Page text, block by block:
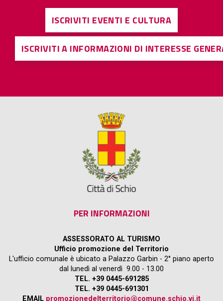
ISCRIVITI EVENTI E CULTURA
ISCRIVITI A INFORMAZIONI DI INTERESSE
PER INFORMAZIONI
ASSESSORATO AL TURISMO
Ufficio promozione del Territorio
L'ufficio comunale è ubicato a Palazzo Garbin - 2° piano aperto
dal lunedì al venerdì 9.00 - 13.00
TEL. +39 0445-691285
TEL. +39 0445-691301
EMAIL promozionedelterritorio@comune.schio.vi.it